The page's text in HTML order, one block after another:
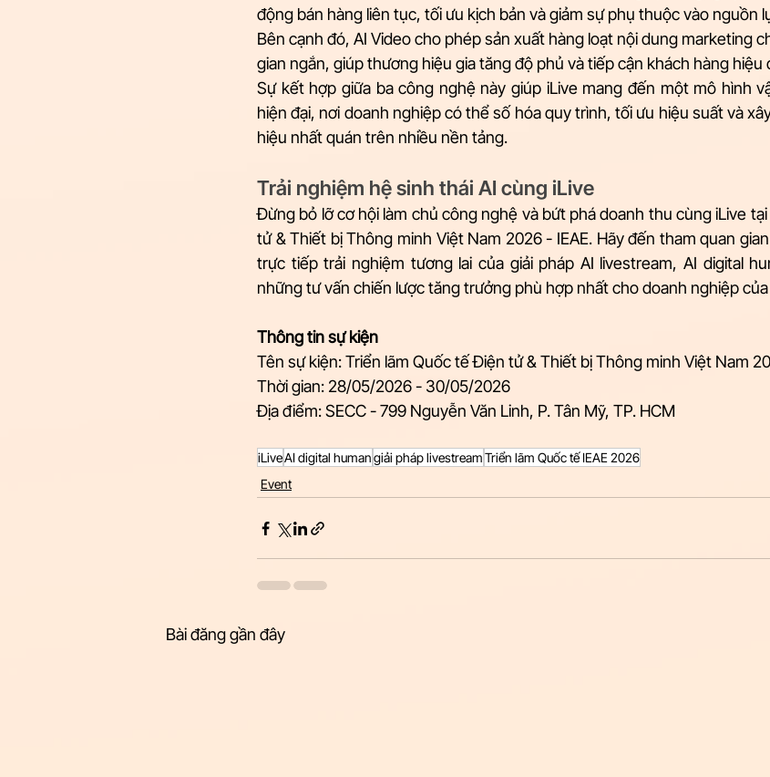
động bán hàng liên tục, tối ưu kịch bản và giảm sự phụ thuộc vào nguồn
Bên cạnh đó, AI Video cho phép sản xuất hàng loạt nội dung marketing
gian ngắn, giúp thương hiệu gia tăng độ phủ và tiếp cận khách hàng hiệu
Sự kết hợp giữa ba công nghệ này giúp iLive mang đến một mô hình
hiện đại, nơi doanh nghiệp có thể số hóa quy trình, tối ưu hiệu suất và
hiệu nhất quán trên nhiều nền tảng.
Trải nghiệm hệ sinh thái AI cùng iLive
Đừng bỏ lỡ cơ hội làm chủ công nghệ và bứt phá doanh thu cùng iLive
tử & Thiết bị Thông minh Việt Nam 2026 - IEAE. Hãy đến tham quan
trực tiếp trải nghiệm tương lai của giải pháp AI livestream, AI digital
những tư vấn chiến lược tăng trưởng phù hợp nhất cho doanh nghiệp
Thông tin sự kiện
Tên sự kiện: Triển lãm Quốc tế Điện tử & Thiết bị Thông minh Việt Nam
Thời gian: 28/05/2026 - 30/05/2026
Địa điểm: SECC - 799 Nguyễn Văn Linh, P. Tân Mỹ, TP. HCM
iLiveAI digital humangiải pháp livestreamTriển lãm Quốc tế IEAE 2026
Event
Bài đăng gần đây